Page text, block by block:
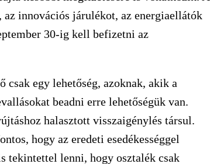
innovációs járulékot, az energiaellátók
30-ig kell befizetni az
csak egy lehetőség, azoknak, akik a
beadni erre lehetőségük van.
halasztott visszaigénylés társul.
hogy az eredeti esedékességgel
tekintettel lenni, hogy osztalék csak